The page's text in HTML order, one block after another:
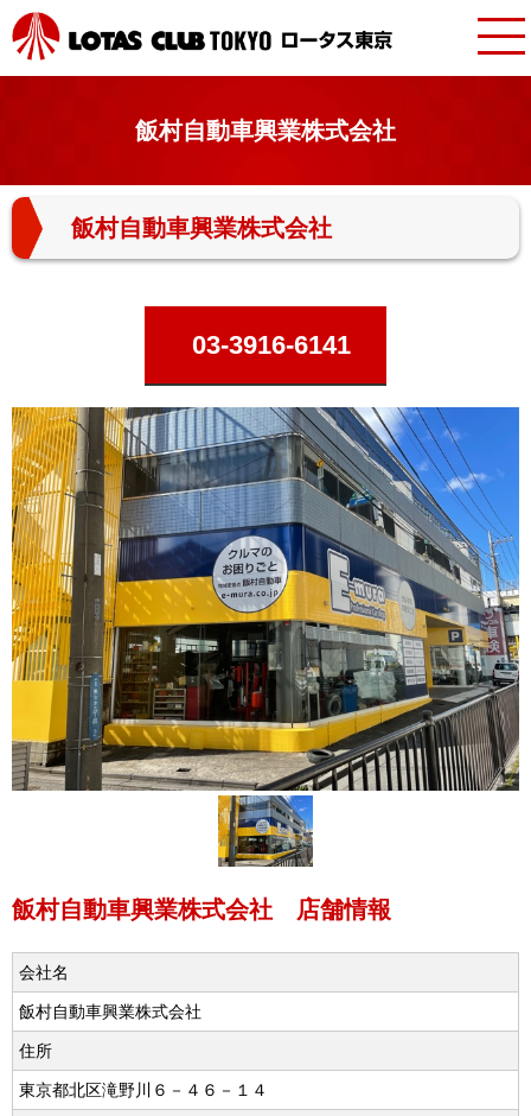
飯村自動車興業株式会社
飯村自動車興業株式会社
03-3916-6141
飯村自動車興業株式会社 店舗情報
会社名
飯村自動車興業株式会社
住所
東京都北区滝野川６－４６－１４